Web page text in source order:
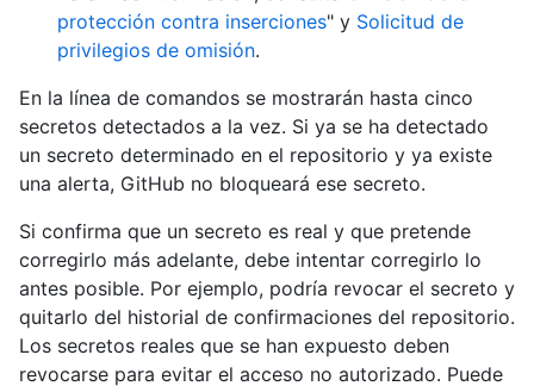
protección contra inserciones" y Solicitud de
privilegios de omisión.
En la línea de comandos se mostrarán hasta cinco
secretos detectados a la vez. Si ya se ha detectado
un secreto determinado en el repositorio y ya existe
una alerta, GitHub no bloqueará ese secreto.
Si confirma que un secreto es real y que pretende
corregirlo más adelante, debe intentar corregirlo lo
antes posible. Por ejemplo, podría revocar el secreto y
quitarlo del historial de confirmaciones del repositorio.
Los secretos reales que se han expuesto deben
revocarse para evitar el acceso no autorizado. Puede